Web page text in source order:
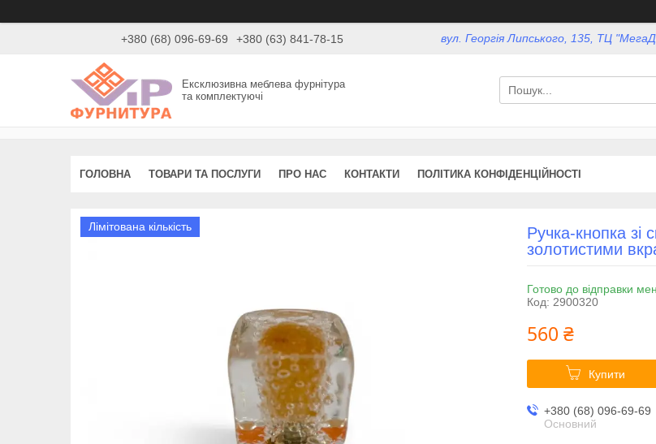
+380 (68) 096-69-69 +380 (63) 841-78-15 вул. Георгія Липського, 135, ТЦ
Ексклюзивна меблева фурнітура
та комплектуючі
ГОЛОВНА ТОВАРИ ТА ПОСЛУГИ ПРО НАС КОНТАКТИ ПОЛІТИКА КОНФІДЕНЦІЙНОСТІ
Лімітована кількість
Ручка-кнопка зі
золотистими
Готово до відправки
Код: 2900320
560 ₴
Купити
+380 (68) 096-69-69
Основний